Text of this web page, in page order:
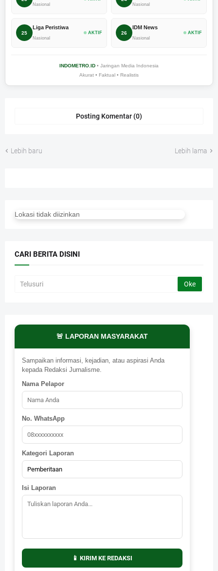
Nasional Nasional
25
Liga Peristiwa
Nasional
AKTIF 26
IDM News
Nasional
AKTIF
INDOMETRO.ID • Jaringan Media Indonesia
Akurat • Faktual • Realistis
Posting Komentar (0)
Lebih baru Lebih lama
Lokasi tidak diizinkan
CARI BERITA DISINI
🚨 LAPORAN MASYARAKAT
Sampaikan informasi, kejadian, atau aspirasi Anda
kepada Redaksi Jurnalisme.
Nama Pelapor
No. WhatsApp
Kategori Laporan
Isi Laporan
📱 KIRIM KE REDAKSI